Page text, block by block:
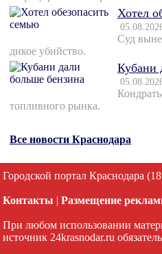
Хотел
Суд
дикое убийство.
Кубани
топливного рынка.
Все новости Краснодара
Городской портал Краснодара
Контакты | Размещение
При любом использовании
источник 24krasnodar.ru